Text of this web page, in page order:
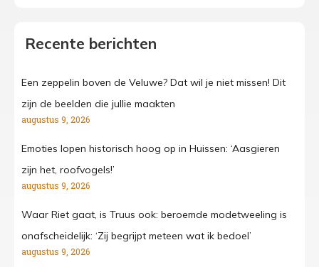
Recente berichten
Een zeppelin boven de Veluwe? Dat wil je niet missen! Dit
zijn de beelden die jullie maakten
augustus 9, 2026
Emoties lopen historisch hoog op in Huissen: ‘Aasgieren
zijn het, roofvogels!’
augustus 9, 2026
Waar Riet gaat, is Truus ook: beroemde modetweeling is
onafscheidelijk: ‘Zij begrijpt meteen wat ik bedoel’
augustus 9, 2026